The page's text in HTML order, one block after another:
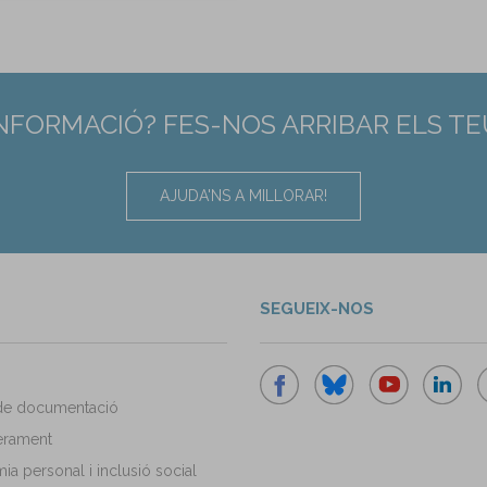
FES-NOS ARRIBAR ELS
AJUDA'NS A MILLORAR!
documentació
personal i inclusió social
SEGUEIX-NOS